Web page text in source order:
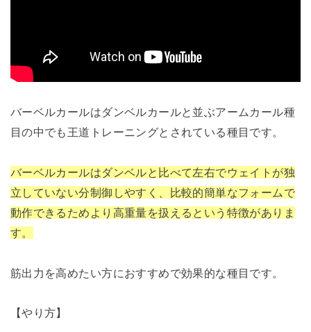
バーベルカールはダンベルカールと並ぶアームカール種
目の中でも王道トレーニングとされている種目です。
バーベルカールはダンベルと比べて左右でウェイトが独
立していない分制御しやすく、比較的簡単なフォームで
動作できるためより高重量を扱えるという特徴がありま
す。
筋出力を高めたい方におすすめで効果的な種目です。
【やり方】